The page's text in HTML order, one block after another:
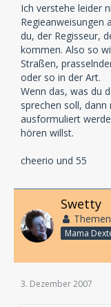
Ich verstehe leider
Regieanweisungen
du, der Regisseur,
kommen. Also so
Straßen,
oder so in der Art.
Wenn das, was du
sprechen soll,
ausformuliert
hören willst.
cheerio und 55
Swetty
Mama
3. Dezember 2007